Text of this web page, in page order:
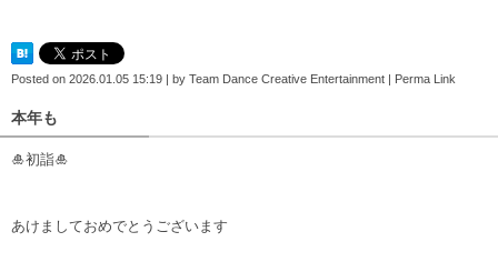
Posted on 2026.01.05 15:19 | by Team Dance Creative Entertainment | Perma Link
本年も
🎍初詣🎍
あけましておめでとうございます